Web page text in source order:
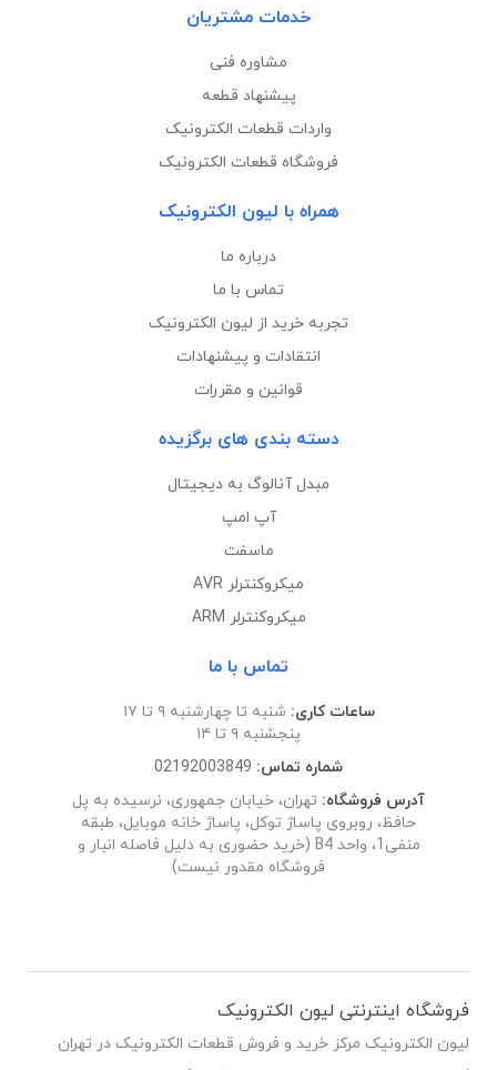
خدمات مشتریان
مشاوره فنی
پیشنهاد قطعه
واردات قطعات الکترونیک
فروشگاه قطعات الکترونیک
همراه با لیون الکترونیک
درباره ما
تماس با ما
تجربه خرید از لیون الکترونیک
انتقادات و پیشنهادات
قوانین و مقررات
دسته بندی های برگزیده
مبدل آنالوگ به دیجیتال
آپ امپ
ماسفت
میکروکنترلر AVR
میکروکنترلر ARM
تماس با ما
ساعات کاری: شنبه تا چهارشنبه ۹ تا ۱۷
پنجشنبه ۹ تا ۱۴
شماره تماس: 02192003849
آدرس فروشگاه: تهران، خیابان جمهوری، نرسیده به پل
حافظ، روبروی پاساژ توکل، پاساژ خانه موبایل، طبقه
منفی1، واحد B4 (خرید حضوری به دلیل فاصله انبار و
فروشگاه مقدور نیست)
فروشگاه اینترنتی لیون الکترونیک
لیون الکترونیک مرکز خرید و فروش قطعات الکترونیک در تهران